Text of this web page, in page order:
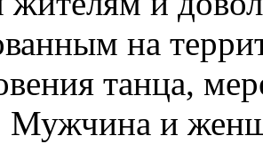
на
танца,
Мужчина и